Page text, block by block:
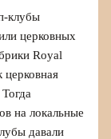
клубы
церковных
Royal
на локальные
давали